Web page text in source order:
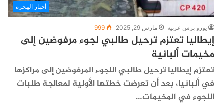
أخبار الهجرة
يورو برس عربية مارس 29, 2025 999
إيطاليا تعتزم ترحيل طالبي لجوء مرفوضين إلى
مخيمات ألبانية
تعتزم إيطاليا ترحيل طالبي اللجوء المرفوضين إلى مراكزها
في ألبانيا، بعد أن تعرضت خطتها الأولية لمعالجة طلبات
اللجوء في المخيمات…